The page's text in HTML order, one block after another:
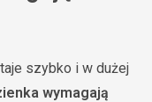
szybko i w dużej
wymagają